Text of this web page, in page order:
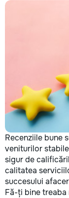
Recenziile bune
veniturilor
sigur de
calitatea
succesului
Fă-ți bine